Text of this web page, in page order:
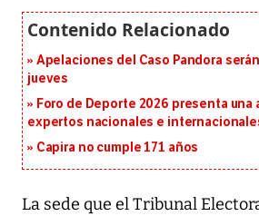
Apelaciones del Caso Pandora
jueves
Foro de Deporte 2026 presenta una
expertos nacionales e
Capira no cumple 171 años
La sede que el Tribunal